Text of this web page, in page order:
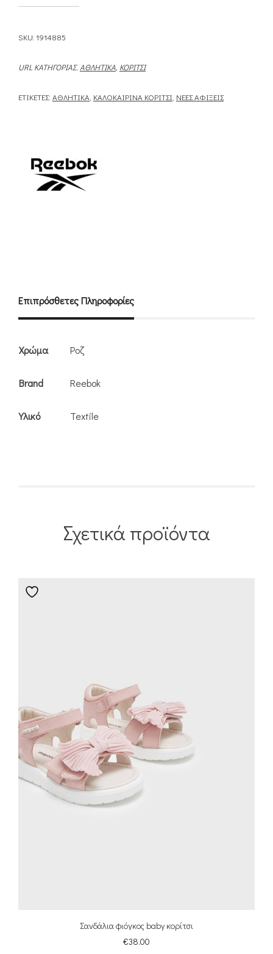
SKU: 1914885
URL ΚΑΤΗΓΟΡΊΑΣ. ΑΘΛΗΤΙΚΆ, ΚΟΡΊΤΣΙ
ΕΤΙΚΈΤΕΣ: ΑΘΛΗΤΙΚΆ ΚΑΛΟΚΑΙΡΙΝΆ ΚΟΡΊΤΣΙ ΝΈΕΣ ΑΦΊΞΕΙΣ
Επιπρόσθετες Πληροφορίες
Χρώμα Ροζ
Brand Reebok
Υλικό Textile
Σχετικά προϊόντα
Σανδάλια φιόγκος baby κορίτσι
€38.00